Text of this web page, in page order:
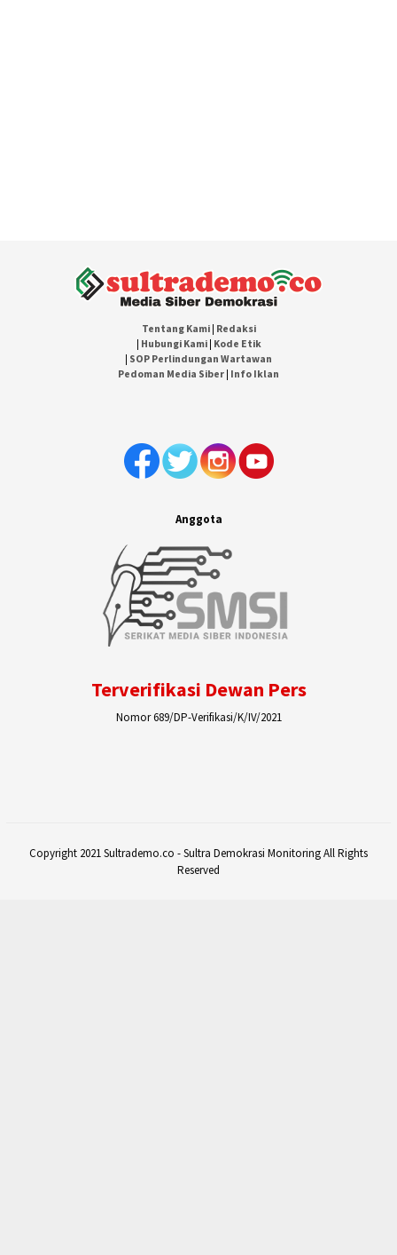
Tentang Kami| Redaksi
| Hubungi Kami| Kode Etik
| SOP Perlindungan Wartawan
Pedoman Media Siber | Info Iklan
Anggota
Terverifikasi Dewan Pers
Nomor 689/DP-Verifikasi/K/IV/2021
Copyright 2021 Sultrademo.co - Sultra Demokrasi Monitoring All Rights
Reserved